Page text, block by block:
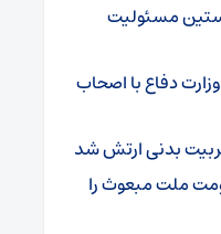
مسئولیت
دفاع با اصحاب
بدنی ارتش شد
ملت مبعوث را